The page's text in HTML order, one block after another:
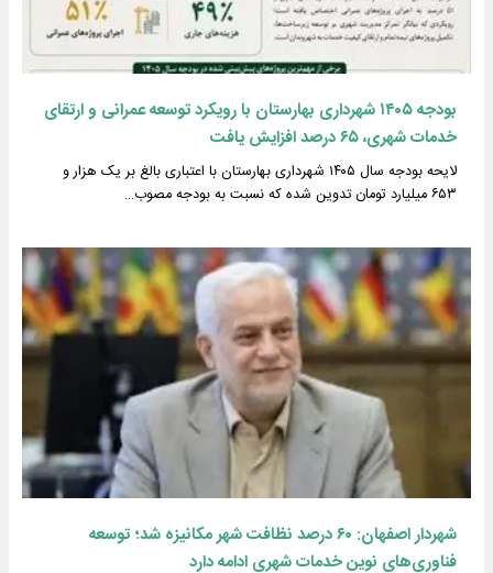
بودجه ۱۴۰۵ شهرداری بهارستان با رویکرد توسعه عمرانی و ارتقای
خدمات شهری، ۶۵ درصد افزایش یافت
لایحه بودجه سال ۱۴۰۵ شهرداری بهارستان با اعتباری بالغ بر یک هزار و
۶۵۳ میلیارد تومان تدوین شده که نسبت به بودجه مصوب…
شهردار اصفهان: ۶۰ درصد نظافت شهر مکانیزه شد؛ توسعه
فناوری‌های نوین خدمات شهری ادامه دارد